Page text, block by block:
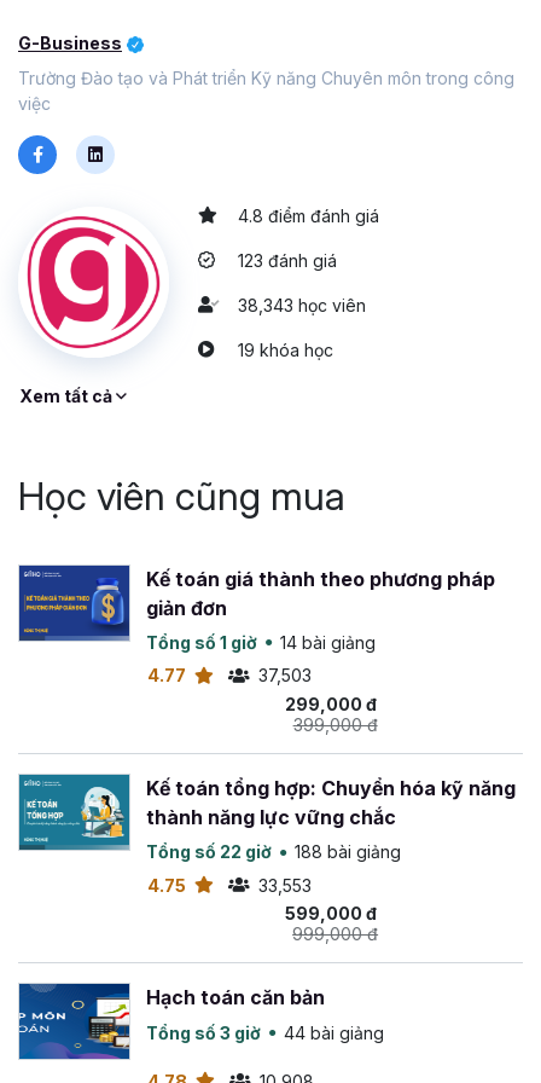
G-Business
Trường Đào tạo và Phát triển Kỹ năng Chuyên môn trong công
việc
4.8 điểm đánh giá
123 đánh giá
38,343 học viên
19 khóa học
Xem tất cả
Học viên cũng mua
Kế toán giá thành theo phương pháp
giản đơn
Tổng số 1 giờ
14 bài giảng
4.77
37,503
299,000 đ
399,000 đ
Kế toán tổng hợp: Chuyển hóa kỹ năng
thành năng lực vững chắc
Tổng số 22 giờ
188 bài giảng
4.75
33,553
599,000 đ
999,000 đ
Hạch toán căn bản
Tổng số 3 giờ 44 bài giảng